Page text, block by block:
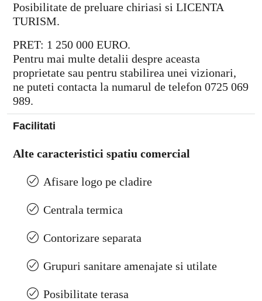
Posibilitate de preluare chiriasi si LICENTA
TURISM.
PRET: 1 250 000 EURO.
Pentru mai multe detalii despre aceasta
proprietate sau pentru stabilirea unei vizionari,
ne puteti contacta la numarul de telefon 0725 069
989.
Facilitati
Alte caracteristici spatiu comercial
Afisare logo pe cladire
Centrala termica
Contorizare separata
Grupuri sanitare amenajate si utilate
Posibilitate terasa